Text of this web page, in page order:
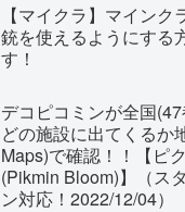
【マイクラ】マイン
銃を使えるようにする
す！
デコピコミンが全国(47
どの施設に出てくるか
Maps)で確認！！【ピ
(Pikmin Bloom)】（ス
ン対応！2022/12/04）